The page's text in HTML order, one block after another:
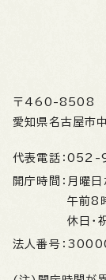
〒460-8508
愛知県名古屋市
代表電話： 052-
開庁時間： 月曜
午前8
休日・
法人番号：